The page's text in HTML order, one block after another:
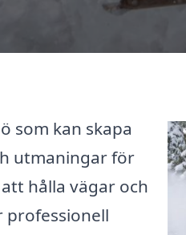
som kan skapa
utmaningar för
hålla vägar och